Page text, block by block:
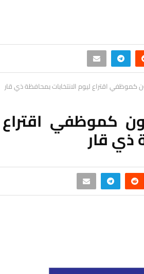
كموظفي اقتراع ليوم الانتخابات بمحافظة ذي قار
كموظفي
ذي قار